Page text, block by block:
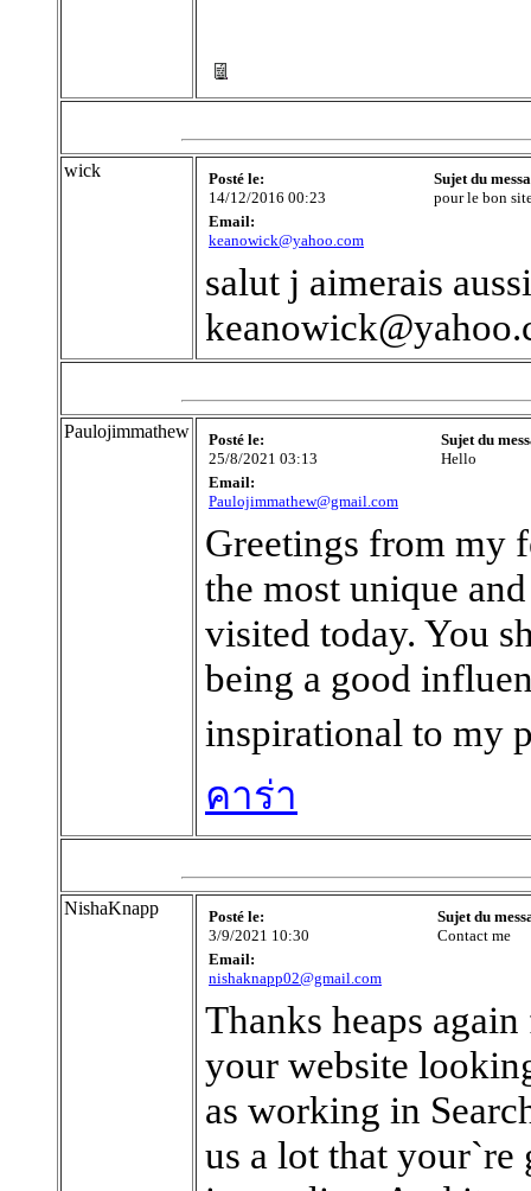
wick
Posté le:
14/12/2016 00:23
Sujet du
pour le bon
Email:
keanowick@yahoo.com
salut j aimerais
Paulojimmathew
Posté le:
25/8/2021 03:13
Sujet du
Hello
Email:
Paulojimmathew@gmail.com
Greetings from my
the most unique
visited today. You
being a good
inspirational to my
คาร่า
NishaKnapp
Posté le:
3/9/2021 10:30
Sujet du
Contact me
Email:
nishaknapp02@gmail.com
Thanks heaps
your website
as working in
us a lot that